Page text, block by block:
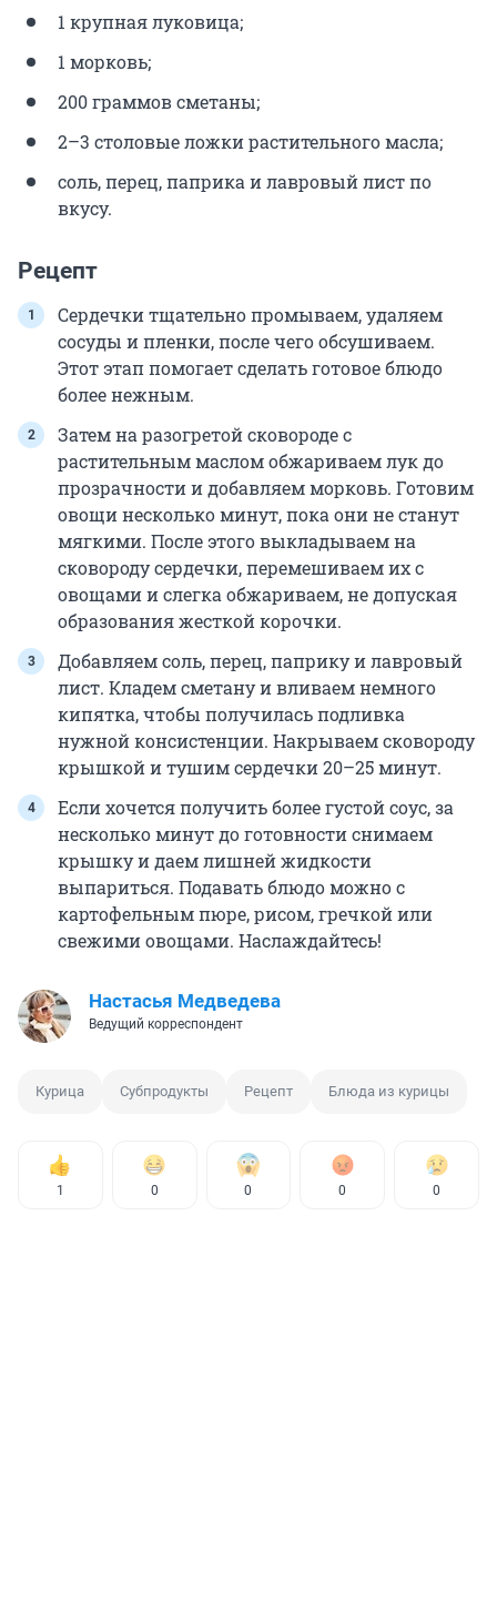
1 крупная луковица;
1 морковь;
200 граммов сметаны;
2–3 столовые ложки растительного масла;
соль, перец, паприка и лавровый лист по
вкусу.
Рецепт
Сердечки тщательно промываем, удаляем
сосуды и пленки, после чего обсушиваем.
Этот этап помогает сделать готовое блюдо
более нежным.
Затем на разогретой сковороде с
растительным маслом обжариваем лук до
прозрачности и добавляем морковь. Готовим
овощи несколько минут, пока они не станут
мягкими. После этого выкладываем на
сковороду сердечки, перемешиваем их с
овощами и слегка обжариваем, не допуская
образования жесткой корочки.
Добавляем соль, перец, паприку и лавровый
лист. Кладем сметану и вливаем немного
кипятка, чтобы получилась подливка
нужной консистенции. Накрываем сковороду
крышкой и тушим сердечки 20–25 минут.
Если хочется получить более густой соус, за
несколько минут до готовности снимаем
крышку и даем лишней жидкости
выпариться. Подавать блюдо можно с
картофельным пюре, рисом, гречкой или
свежими овощами. Наслаждайтесь!
Настасья Медведева
Ведущий корреспондент
Курица Субпродукты Рецепт Блюда из курицы
1 0 0 0 0